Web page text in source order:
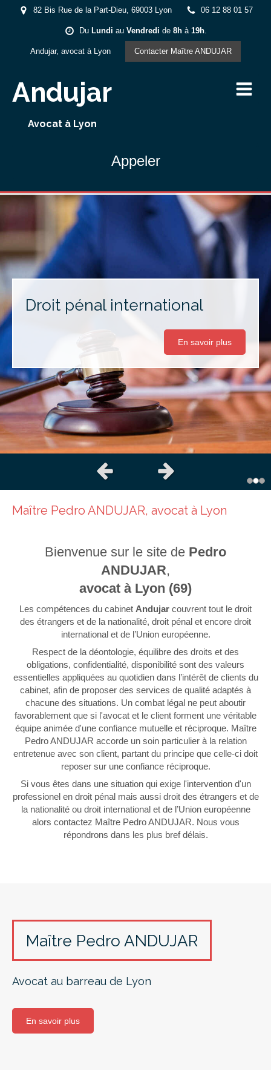
82 Bis Rue de la Part-Dieu, 69003 Lyon 06 12 88 01 57
Du Lundi au Vendredi de 8hà 19h.
Andujar, avocat à Lyon Contacter Maître ANDUJAR
Andujar
Avocat à Lyon
Appeler
Droit pénal international
En savoir plus
Slide précédentSlide suivant
Maître Pedro ANDUJAR, avocat à Lyon
Bienvenue sur le site de Pedro
ANDUJAR,
avocat à Lyon (69)
Les compétences du cabinet Andujar couvrent tout le droit
des étrangers et de la nationalité, droit pénal et encore droit
international et de l’Union européenne.
Respect de la déontologie, équilibre des droits et des
obligations, confidentialité, disponibilité sont des valeurs
essentielles appliquées au quotidien dans l’intérêt de clients du
cabinet, afin de proposer des services de qualité adaptés à
chacune des situations. Un combat légal ne peut aboutir
favorablement que si l'avocat et le client forment une véritable
équipe animée d'une confiance mutuelle et réciproque. Maître
Pedro ANDUJAR accorde un soin particulier à la relation
entretenue avec son client, partant du principe que celle-ci doit
reposer sur une confiance réciproque.
Si vous êtes dans une situation qui exige l'intervention d'un
professionel en droit pénal mais aussi droit des étrangers et de
la nationalité ou droit international et de l’Union européenne
alors contactez Maître Pedro ANDUJAR. Nous vous
répondrons dans les plus bref délais.
Maître Pedro ANDUJAR
Avocat au barreau de Lyon
En savoir plus